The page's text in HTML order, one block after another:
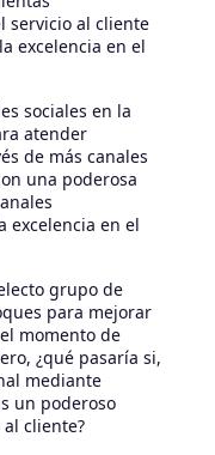
servicio al cliente
excelencia en el
sociales en la
atender
de más canales
una poderosa
excelencia en el
grupo de
para mejorar
momento de
¿qué pasaría si,
mediante
un poderoso
cliente?